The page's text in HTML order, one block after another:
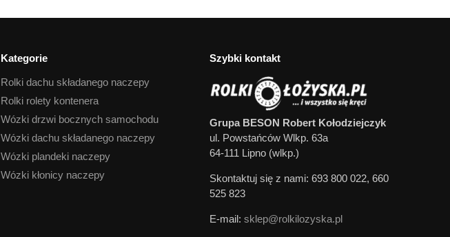
Kategorie
Rolki dachu składanego naczepy
Rolki rolety kontenera
Wózki drzwi bocznych samochodu
Wózki dachu składanego naczepy
Wózki plandeki naczepy
Wózki kłonicy naczepy
Szybki kontakt
Grupa BESON Robert Kołodziejczyk
ul. Powstańców Wlkp. 63a
64-111 Lipno (wlkp.)
Skontaktuj się z nami: 693 800 022, 660
525 823
E-mail: sklep@rolkilozyska.pl